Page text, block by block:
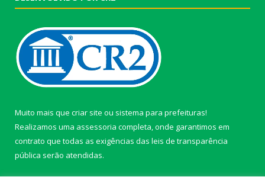
Muito mais que criar site ou sistema para prefeituras!
Realizamos uma assessoria completa, onde garantimos em
contrato que todas as exigências das leis de transparência
pública serão atendidas.